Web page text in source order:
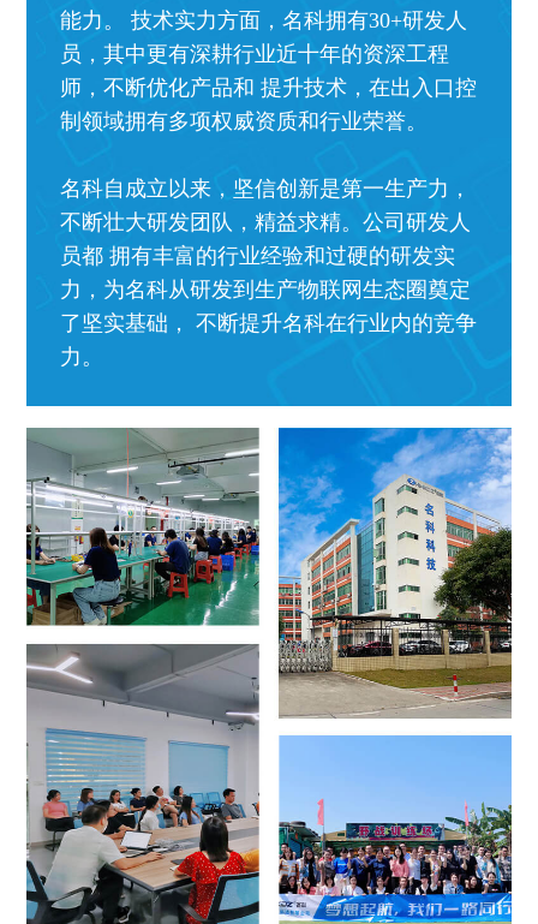
能力。 技术实力方面，名科拥有30+研发人
员，其中更有深耕行业近十年的资深工程
师，不断优化产品和 提升技术，在出入口控
制领域拥有多项权威资质和行业荣誉。
名科自成立以来，坚信创新是第一生产力，
不断壮大研发团队，精益求精。公司研发人
员都 拥有丰富的行业经验和过硬的研发实
力，为名科从研发到生产物联网生态圈奠定
了坚实基础， 不断提升名科在行业内的竞争
力。